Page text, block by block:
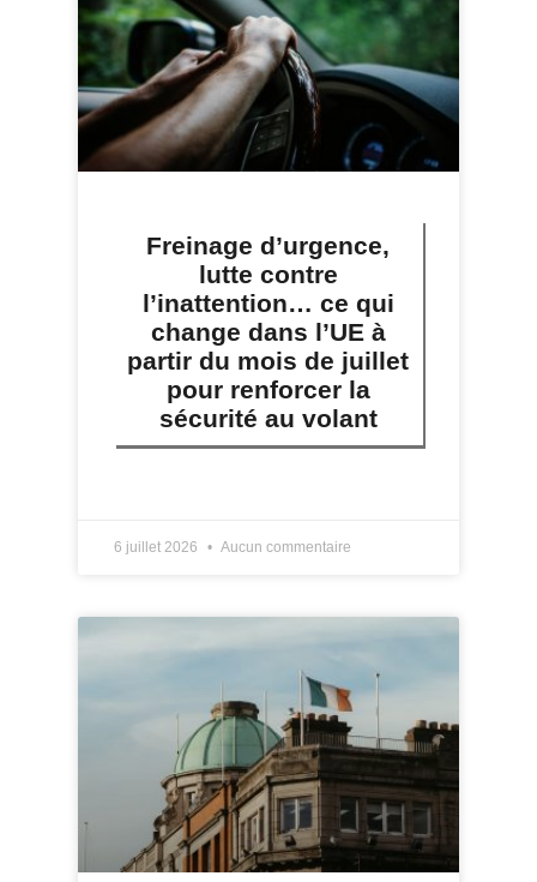
Freinage d’urgence,
lutte contre
l’inattention… ce qui
change dans l’UE à
partir du mois de juillet
pour renforcer la
sécurité au volant
6 juillet 2026 Aucun commentaire